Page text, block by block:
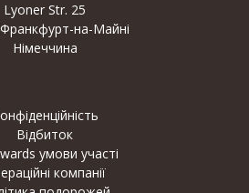
Lyoner Str. 25
на-Майні
Німеччина
Відбиток
умови участі
компанії